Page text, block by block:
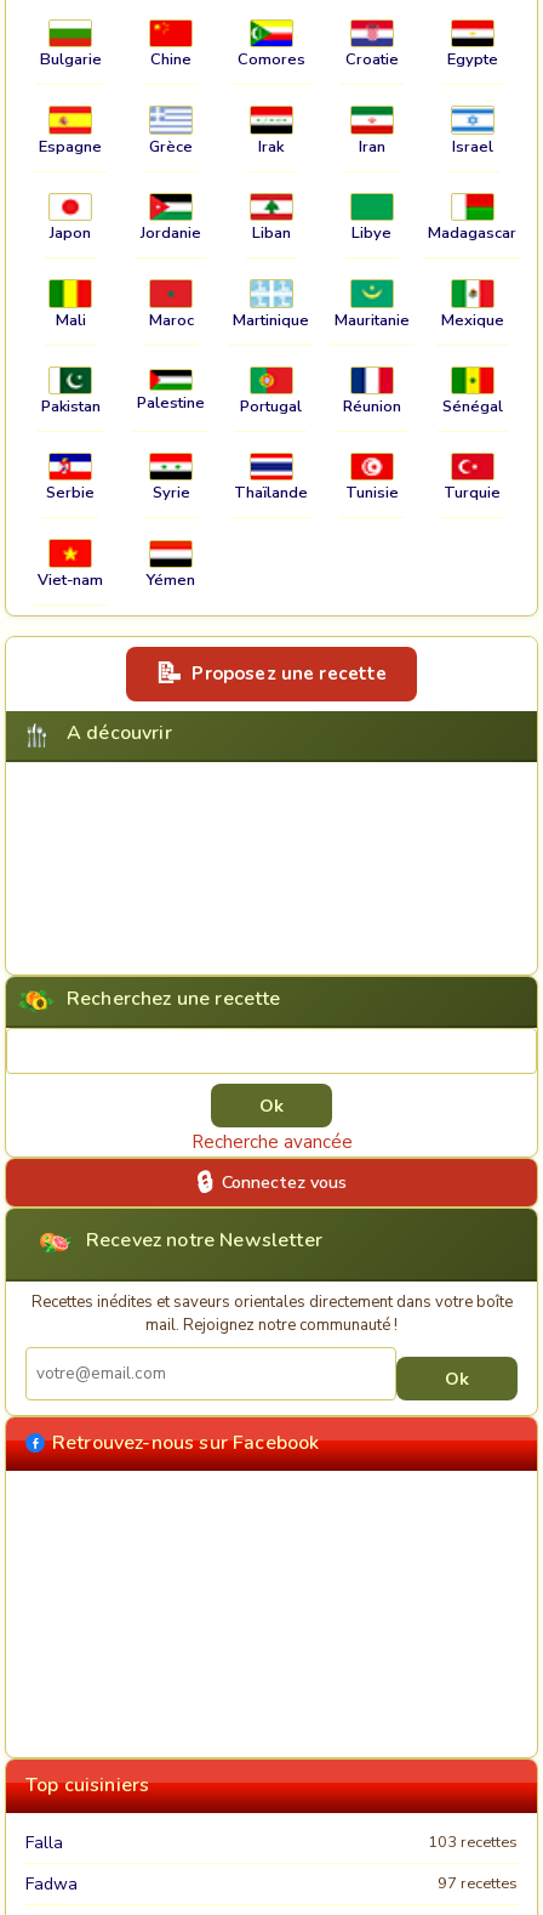
Bulgarie Chine Comores Croatie Egypte
Espagne Grèce Irak Iran Israel
Japon Jordanie Liban Libye Madagascar
Mali Maroc Martinique Mauritanie Mexique
Pakistan Palestine Portugal Réunion Sénégal
Serbie Syrie Thaïlande Tunisie Turquie
Viet-nam Yémen
Proposez une recette
A découvrir
Recherchez une recette
Recherche avancée
Connectez vous
Recevez notre Newsletter
Recettes inédites et saveurs orientales directement dans votre boîte
mail. Rejoignez notre communauté !
Retrouvez-nous sur Facebook
Top cuisiniers
Falla 103 recettes
Fadwa 97 recettes